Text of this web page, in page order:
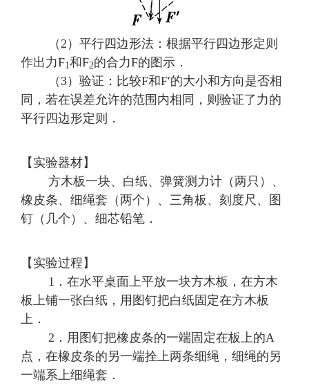
（2）平行四边形法：根据平行四边形定则
作出力F1和F2的合力F的图示．
（3）验证：比较F和F′的大小和方向是否相
同，若在误差允许的范围内相同，则验证了力的
平行四边形定则．
【实验器材】
方木板一块、白纸、弹簧测力计（两只）、
橡皮条、细绳套（两个）、三角板、刻度尺、图
钉（几个）、细芯铅笔．
【实验过程】
1．在水平桌面上平放一块方木板，在方木
板上铺一张白纸，用图钉把白纸固定在方木板
上．
2．用图钉把橡皮条的一端固定在板上的A
点，在橡皮条的另一端拴上两条细绳，细绳的另
一端系上细绳套．